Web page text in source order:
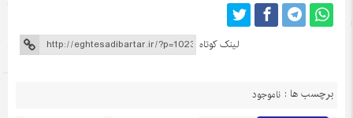
لینک کوتاه
برچسب ها : ناموجود